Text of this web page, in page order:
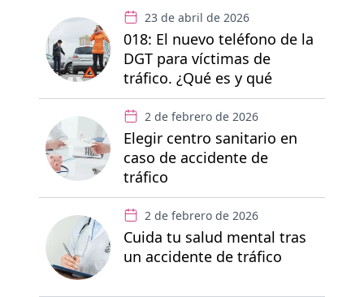
23 de abril de 2026
018: El nuevo teléfono de la
DGT para víctimas de
tráfico. ¿Qué es y qué
derechos te garantiza?
2 de febrero de 2026
Elegir centro sanitario en
caso de accidente de
tráfico
2 de febrero de 2026
Cuida tu salud mental tras
un accidente de tráfico